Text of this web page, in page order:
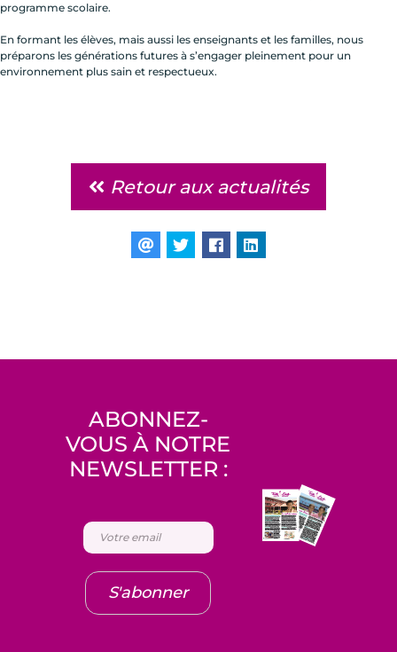
programme scolaire.
En formant les élèves, mais aussi les enseignants et les familles, nous
préparons les générations futures à s’engager pleinement pour un
environnement plus sain et respectueux.
Retour aux actualités
ABONNEZ-
VOUS À NOTRE
NEWSLETTER :
S'abonner